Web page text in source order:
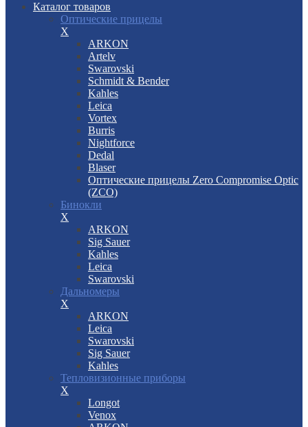
Каталог товаров
Оптические прицелы
X
ARKON
Artelv
Swarovski
Schmidt & Bender
Kahles
Leica
Vortex
Burris
Nightforce
Dedal
Blaser
Оптические прицелы Zero Compromise Optic
(ZCO)
Бинокли
X
ARKON
Sig Sauer
Kahles
Leica
Swarovski
Дальномеры
X
ARKON
Leica
Swarovski
Sig Sauer
Kahles
Тепловизионные приборы
X
Longot
Venox